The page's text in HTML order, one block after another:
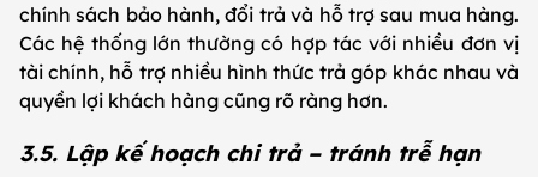
chính sách bảo hành, đổi trả và hỗ trợ sau mua hàng.
Các hệ thống lớn thường có hợp tác với nhiều đơn vị
tài chính, hỗ trợ nhiều hình thức trả góp khác nhau và
quyền lợi khách hàng cũng rõ ràng hơn.
3.5. Lập kế hoạch chi trả – tránh trễ hạn